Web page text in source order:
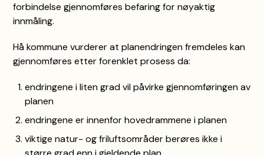
forbindelse gjennomføres befaring for nøyaktig
innmåling.
Hå kommune vurderer at planendringen fremdeles kan
gjennomføres etter forenklet prosess da:
endringene i liten grad vil påvirke gjennomføringen av
planen
endringene er innenfor hovedrammene i planen
viktige natur- og friluftsområder berøres ikke i